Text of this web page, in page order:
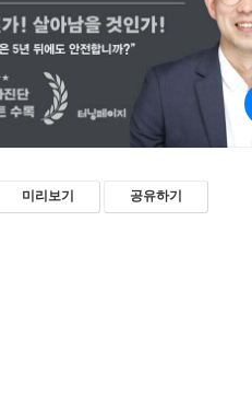
미리보기 공유하기